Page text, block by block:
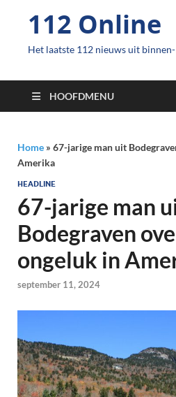
112 Online
Het laatste 112 nieuws uit
HOOFDMENU
Home » 67-jarige man uit
Amerika
HEADLINE
67-jarige man
Bodegraven
ongeluk in
september 11, 2024